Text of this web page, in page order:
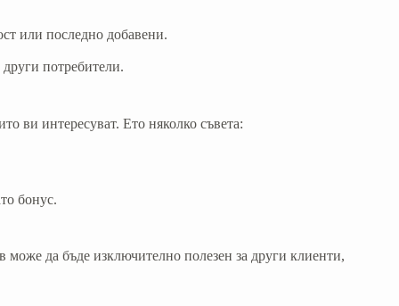
или последно добавени.
потребители.
ви интересуват. Ето няколко съвета:
бонус.
може да бъде изключително полезен за други клиенти,